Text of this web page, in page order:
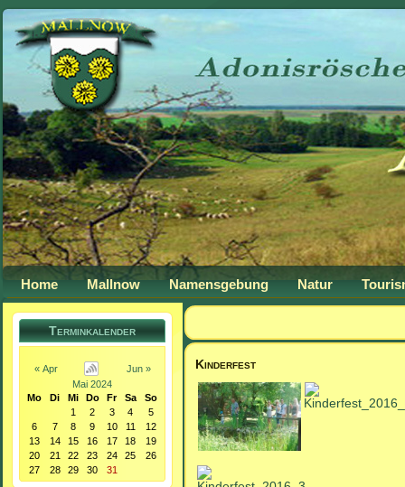
Home Mallnow Namensgebung Natur
Terminkalender
« Apr
Jun »
Mai 2024
Mo
Di Mi Do Fr Sa
So
1
2 3 4
5
6
7 8 9 10 11
12
13
14 15 16 17 18
19
20
21 22 23 24 25
26
27
28 29 30 31
Kinderfest